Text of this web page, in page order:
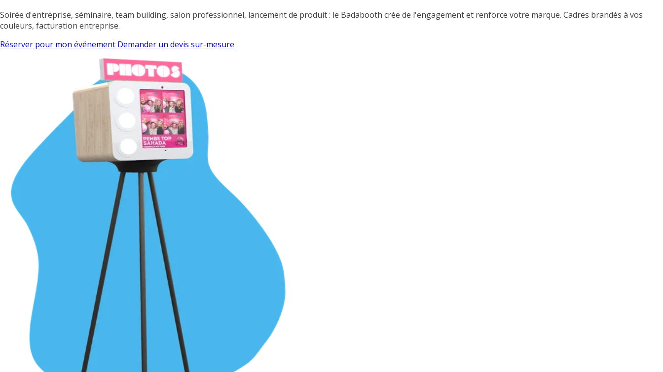
Soirée d'entreprise, séminaire, team building, salon professionnel, lancement de produit : le Badabooth crée de l'engagement et renforce votre marque. Cadres brandés à vos
couleurs, facturation entreprise.
Réserver pour mon événement Demander un devis sur-mesure